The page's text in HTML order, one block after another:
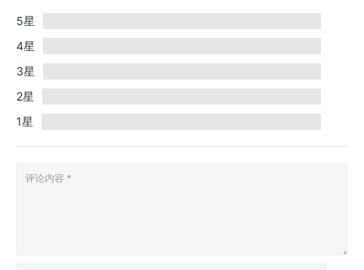
5星
4星
3星
2星
1星